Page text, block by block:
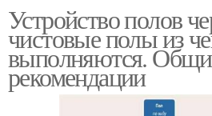
Устройство полов
чистовые полы из
выполняются.
рекомендации